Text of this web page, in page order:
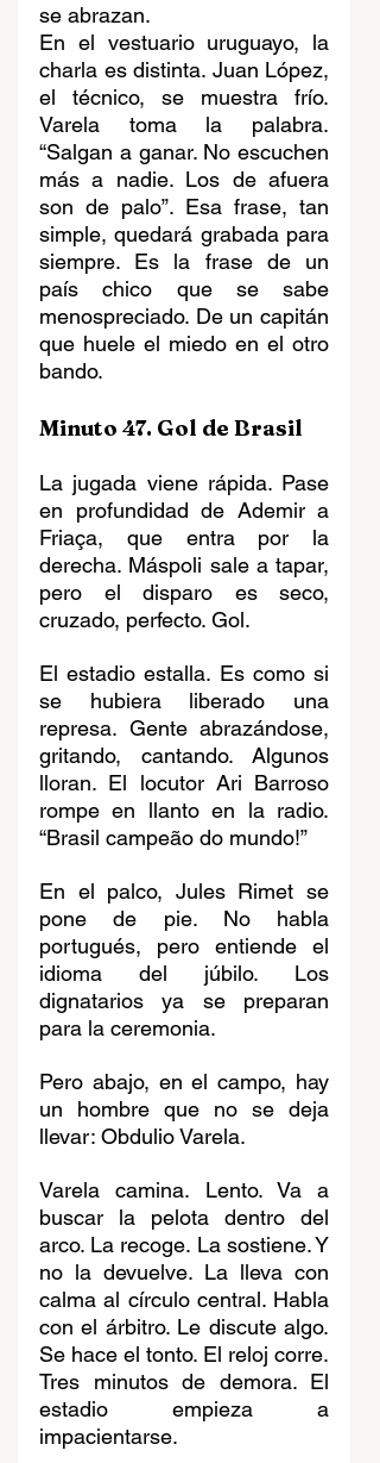
se abrazan.
En el vestuario uruguayo, la
charla es distinta. Juan López,
el técnico, se muestra frío.
Varela toma la palabra.
“Salgan a ganar. No escuchen
más a nadie. Los de afuera
son de palo”. Esa frase, tan
simple, quedará grabada para
siempre. Es la frase de un
país chico que se sabe
menospreciado. De un capitán
que huele el miedo en el otro
bando.
Minuto 47. Gol de Brasil
La jugada viene rápida. Pase
en profundidad de Ademir a
Friaça, que entra por la
derecha. Máspoli sale a tapar,
pero el disparo es seco,
cruzado, perfecto. Gol.
El estadio estalla. Es como si
se hubiera liberado una
represa. Gente abrazándose,
gritando, cantando. Algunos
lloran. El locutor Ari Barroso
rompe en llanto en la radio.
“Brasil campeão do mundo!”
En el palco, Jules Rimet se
pone de pie. No habla
portugués, pero entiende el
idioma del júbilo. Los
dignatarios ya se preparan
para la ceremonia.
Pero abajo, en el campo, hay
un hombre que no se deja
llevar: Obdulio Varela.
Varela camina. Lento. Va a
buscar la pelota dentro del
arco. La recoge. La sostiene. Y
no la devuelve. La lleva con
calma al círculo central. Habla
con el árbitro. Le discute algo.
Se hace el tonto. El reloj corre.
Tres minutos de demora. El
estadio empieza a
impacientarse.